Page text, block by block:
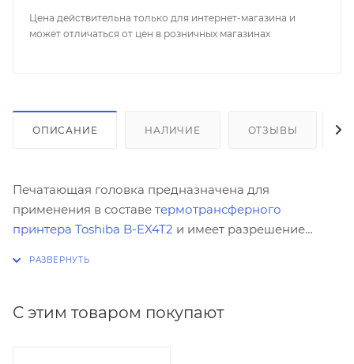
Цена действительна только для интернет-магазина и
может отличаться от цен в розничных магазинах
ОПИСАНИЕ НАЛИЧИЕ ОТЗЫВЫ
Печатающая головка предназначена для
применения в составе термотрансферного
принтера Toshiba B-EX4T2 и имеет разрешение
С этим товаром покупают